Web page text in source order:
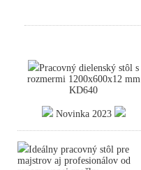
Pracovný dielenský stôl s
rozmermi 1200x600x12 mm
KD640
Novinka 2023
Ideálny pracovný stôl pre
majstrov aj profesionálov od